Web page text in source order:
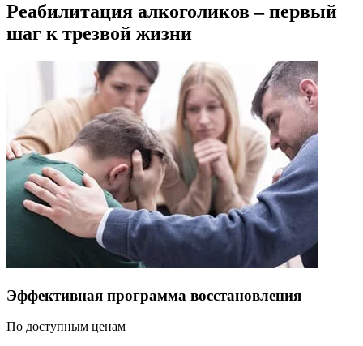
Реабилитация алкоголиков – первый
шаг к трезвой жизни
Эффективная программа восстановления
По доступным ценам